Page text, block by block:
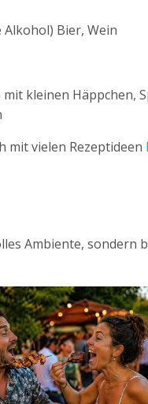
Bier, Wein
kleinen Häppchen,
mit vielen Rezeptideen
Ambiente, sondern